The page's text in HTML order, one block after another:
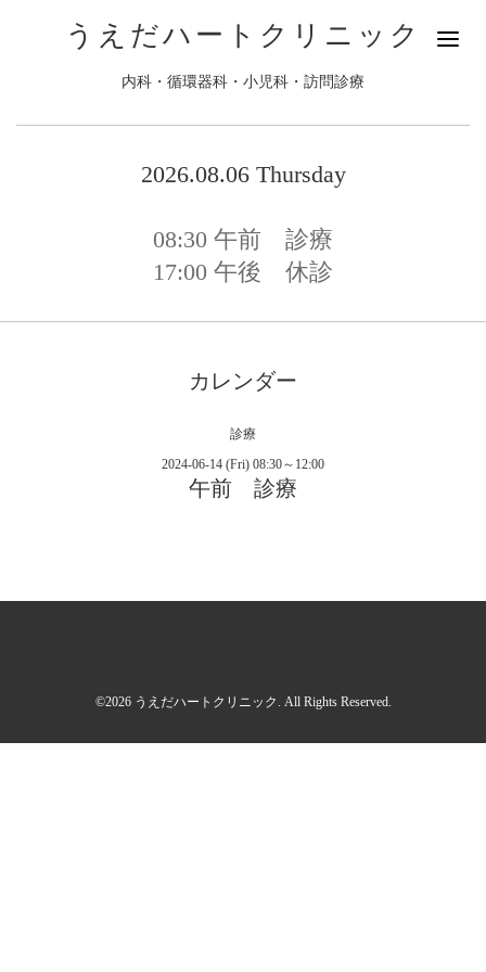
うえだハートクリニック
内科・循環器科・小児科・訪問診療
2026.08.06 Thursday
08:30 午前 診療
17:00 午後 休診
カレンダー
診療
2024-06-14 (Fri) 08:30～12:00
午前 診療
©2026 うえだハートクリニック . All Rights Reserved.